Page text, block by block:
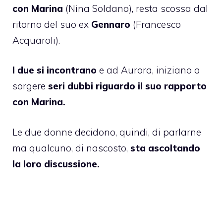
con Marina (Nina Soldano), resta scossa dal
ritorno del suo ex Gennaro (Francesco
Acquaroli).
I due si incontrano e ad Aurora, iniziano a
sorgere seri dubbi riguardo il suo rapporto
con Marina.
Le due donne decidono, quindi, di parlarne
ma qualcuno, di nascosto, sta ascoltando
la loro discussione.